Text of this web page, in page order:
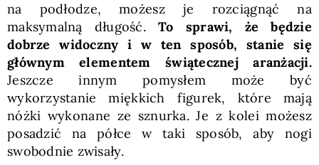
na podłodze, możesz je rozciągnąć na
maksymalną długość.To sprawi, że będzie
dobrze widoczny i w ten sposób, stanie się
głównym elementem świątecznej aranżacji.
Jeszcze innym pomysłem może być
wykorzystanie miękkich figurek, które mają
nóżki wykonane ze sznurka. Je z kolei możesz
posadzić na półce w taki sposób, aby nogi
swobodnie zwisały.